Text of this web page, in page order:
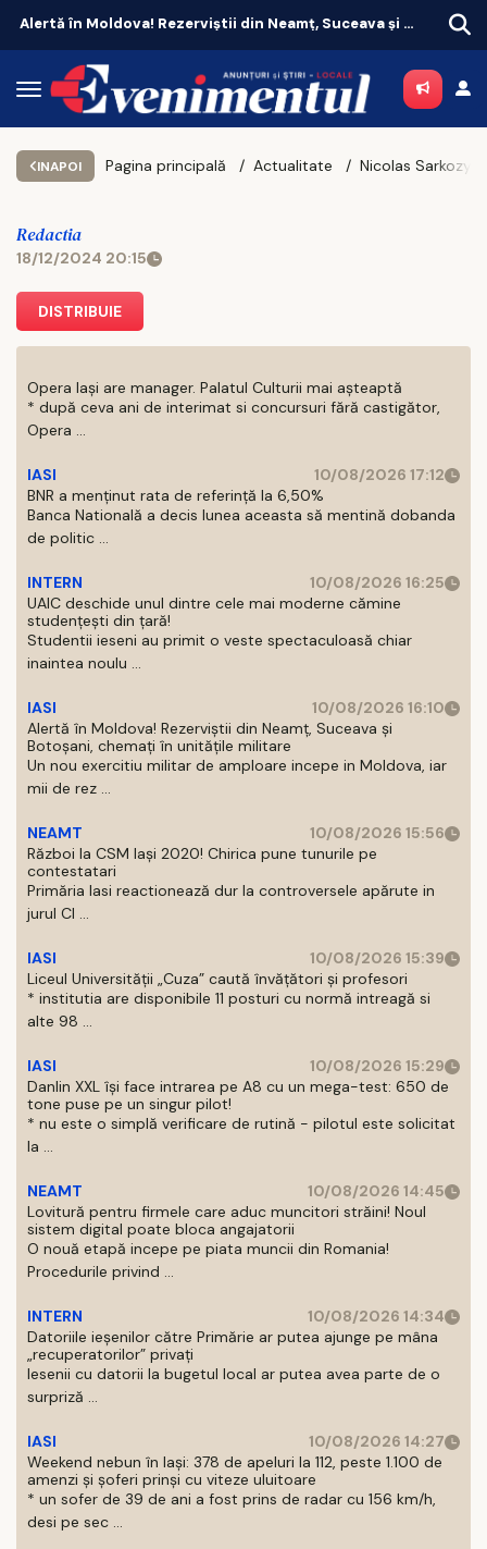
Alertă în Moldova! Rezerviștii din Neamț, Suceava și Botoșani, chemați în unitățile militare
INAPOI Pagina principală Actualitate
Redactia
18/12/2024 20:15
DISTRIBUIE
Opera Iași are manager. Palatul Culturii mai așteaptă
* după ceva ani de interimat si concursuri fără castigător,
Opera ...
IASI
10/08/2026 17:12
BNR a menținut rata de referință la 6,50%
Banca Natională a decis lunea aceasta să mentină dobanda
de politic ...
INTERN
10/08/2026 16:25
UAIC deschide unul dintre cele mai moderne cămine
studențești din țară!
Studentii ieseni au primit o veste spectaculoasă chiar
inaintea noulu ...
IASI
10/08/2026 16:10
Alertă în Moldova! Rezerviștii din Neamț, Suceava și
Botoșani, chemați în unitățile militare
Un nou exercitiu militar de amploare incepe in Moldova, iar
mii de rez ...
NEAMT
10/08/2026 15:56
Război la CSM Iași 2020! Chirica pune tunurile pe
contestatari
Primăria Iasi reactionează dur la controversele apărute in
jurul Cl ...
IASI
10/08/2026 15:39
Liceul Universității „Cuza” caută învățători și profesori
* institutia are disponibile 11 posturi cu normă intreagă si
alte 98 ...
IASI
10/08/2026 15:29
Danlin XXL își face intrarea pe A8 cu un mega-test: 650 de
tone puse pe un singur pilot!
* nu este o simplă verificare de rutină - pilotul este solicitat
la ...
NEAMT
10/08/2026 14:45
Lovitură pentru firmele care aduc muncitori străini! Noul
sistem digital poate bloca angajatorii
O nouă etapă incepe pe piata muncii din Romania!
Procedurile privind ...
INTERN
10/08/2026 14:34
Datoriile ieșenilor către Primărie ar putea ajunge pe mâna
„recuperatorilor” privați
Iesenii cu datorii la bugetul local ar putea avea parte de o
surpriză ...
IASI
10/08/2026 14:27
Weekend nebun în Iași: 378 de apeluri la 112, peste 1.100 de
amenzi și șoferi prinși cu viteze uluitoare
* un sofer de 39 de ani a fost prins de radar cu 156 km/h,
desi pe sec ...